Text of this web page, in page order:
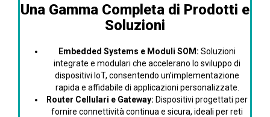
Una Gamma Completa di Prodotti e
Soluzioni
Embedded Systems e Moduli SOM: Soluzioni
integrate e modulari che accelerano lo sviluppo di
dispositivi IoT, consentendo un’implementazione
rapida e affidabile di applicazioni personalizzate.
Router Cellulari e Gateway: Dispositivi progettati per
fornire connettività continua e sicura, ideali per reti